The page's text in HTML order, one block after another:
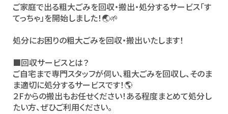
ご家庭で出る粗大ごみを回収・搬出・処分するサービス「す
てっちゃ」を開始しました！🌏🌱
処分にお困りの粗大ごみを回収・搬出いたします！
■回収サービスとは？
ご自宅まで専門スタッフが伺い、粗大ごみを回収し、そのま
ま適切に処分するサービスです！🌎
２Fからの搬出もお任せください！ある程度まとめて処分し
たい方、ぜひご利用ください。